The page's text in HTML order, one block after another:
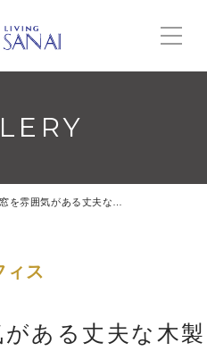
囲気がある丈夫な木製ブラインドに変更
ィス
ある丈夫な木製